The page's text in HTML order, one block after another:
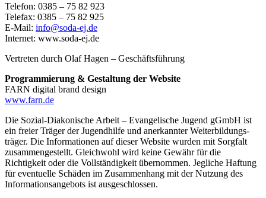
Telefon: 0385 – 75 82 923
Telefax: 0385 – 75 82 925
E‑Mail: info@soda-ej.de
Internet: www.soda-ej.de
Vertreten durch Olaf Hagen – Geschäftsführung
Program­mierung & Gestaltung der Website
FARN digital brand design
www.farn.de
Die Sozial-Diako­nische Arbeit – Evange­lische Jugend gGmbH ist
ein freier Träger der Jugend­hilfe und anerkannter Weiter­bil­dungs­
träger. Die Infor­ma­tionen auf dieser Website wurden mit Sorgfalt
zusam­men­ge­stellt. Gleichwohl wird keine Gewähr für die
Richtigkeit oder die Vollstän­digkeit übernommen. Jegliche Haftung
für eventuelle Schäden im Zusam­menhang mit der Nutzung des
Infor­ma­ti­ons­an­gebots ist ausgeschlossen.